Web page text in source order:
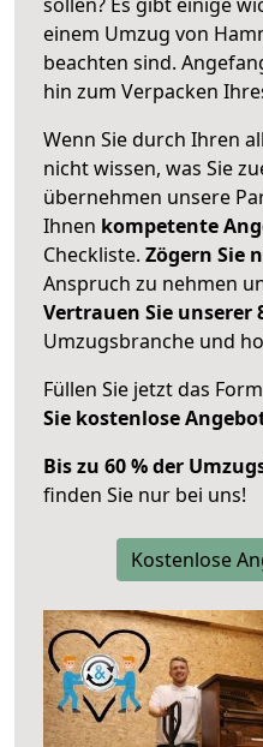
einem Umzug von
beachten sind.
hin zum Verpacken
Wenn Sie durch Ihren
nicht wissen, was Sie
übernehmen unsere
Ihnen kompetente
Checkliste. Zögern Sie
Anspruch zu nehmen
Vertrauen Sie unserer
Umzugsbranche und
Füllen Sie jetzt das
Sie kostenlose
Bis zu 60 % der
finden Sie nur bei uns!
Kostenlose